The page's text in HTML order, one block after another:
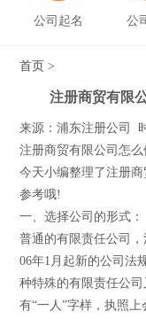
公司起名 公
首页 >
注册商贸有限
来源：浦东注册公司
注册商贸有限公司怎
今天小编整理了注册
参考哦!
一、选择公司的形式：
普通的有限责任公司
06年1月起新的公司法
种特殊的有限责任公
有“一人”字样，执照上